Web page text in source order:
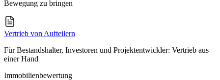
Bewegung zu bringen
Vertrieb von Aufteilern
Für Bestandshalter, Investoren und Projektentwickler: Vertrieb aus
einer Hand
Immobilienbewertung